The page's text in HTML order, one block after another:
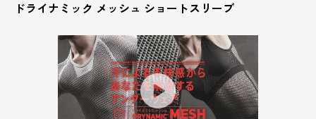
ドライナミック メッシュ ショートスリーブ